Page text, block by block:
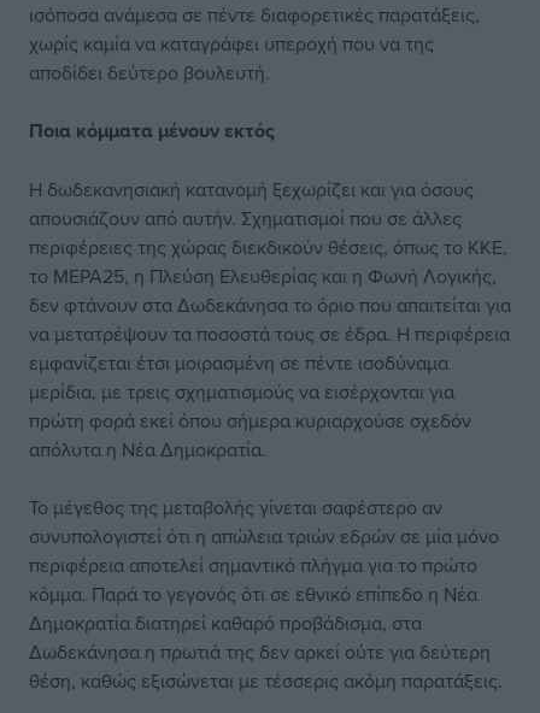
ισόποσα ανάμεσα σε πέντε διαφορετικές παρατάξεις,
χωρίς καμία να καταγράφει υπεροχή που να της
αποδίδει δεύτερο βουλευτή.
Ποια κόμματα μένουν εκτός
Η δωδεκανησιακή κατανομή ξεχωρίζει και για όσους
απουσιάζουν από αυτήν. Σχηματισμοί που σε άλλες
περιφέρειες της χώρας διεκδικούν θέσεις, όπως το ΚΚΕ,
το ΜΕΡΑ25, η Πλεύση Ελευθερίας και η Φωνή Λογικής,
δεν φτάνουν στα Δωδεκάνησα το όριο που απαιτείται για
να μετατρέψουν τα ποσοστά τους σε έδρα. Η περιφέρεια
εμφανίζεται έτσι μοιρασμένη σε πέντε ισοδύναμα
μερίδια, με τρεις σχηματισμούς να εισέρχονται για
πρώτη φορά εκεί όπου σήμερα κυριαρχούσε σχεδόν
απόλυτα η Νέα Δημοκρατία.
Το μέγεθος της μεταβολής γίνεται σαφέστερο αν
συνυπολογιστεί ότι η απώλεια τριών εδρών σε μία μόνο
περιφέρεια αποτελεί σημαντικό πλήγμα για το πρώτο
κόμμα. Παρά το γεγονός ότι σε εθνικό επίπεδο η Νέα
Δημοκρατία διατηρεί καθαρό προβάδισμα, στα
Δωδεκάνησα η πρωτιά της δεν αρκεί ούτε για δεύτερη
θέση, καθώς εξισώνεται με τέσσερις ακόμη παρατάξεις.